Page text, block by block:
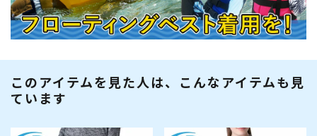
このアイテムを見た人は、こんなアイテムも見
ています